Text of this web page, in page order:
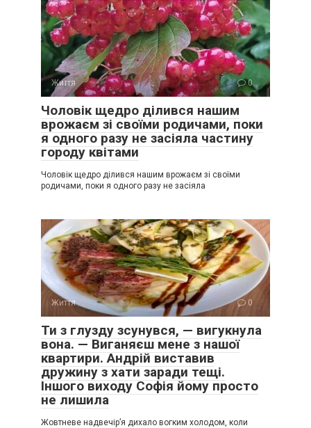
Життя 0
Чоловік щедро ділився нашим
врожаєм зі своїми родичами, поки
я одного разу не засіяла частину
городу квітами
Чоловік щедро ділився нашим врожаєм зі своїми
родичами, поки я одного разу не засіяла
Життя 0
Ти з глузду зсунувся, — вигукнула
вона. — Виганяєш мене з нашої
квартири. Андрій виставив
дружину з хати заради тещі.
Іншого виходу Софія йому просто
не лишила
Жовтневе надвечір’я дихало вогким холодом, коли